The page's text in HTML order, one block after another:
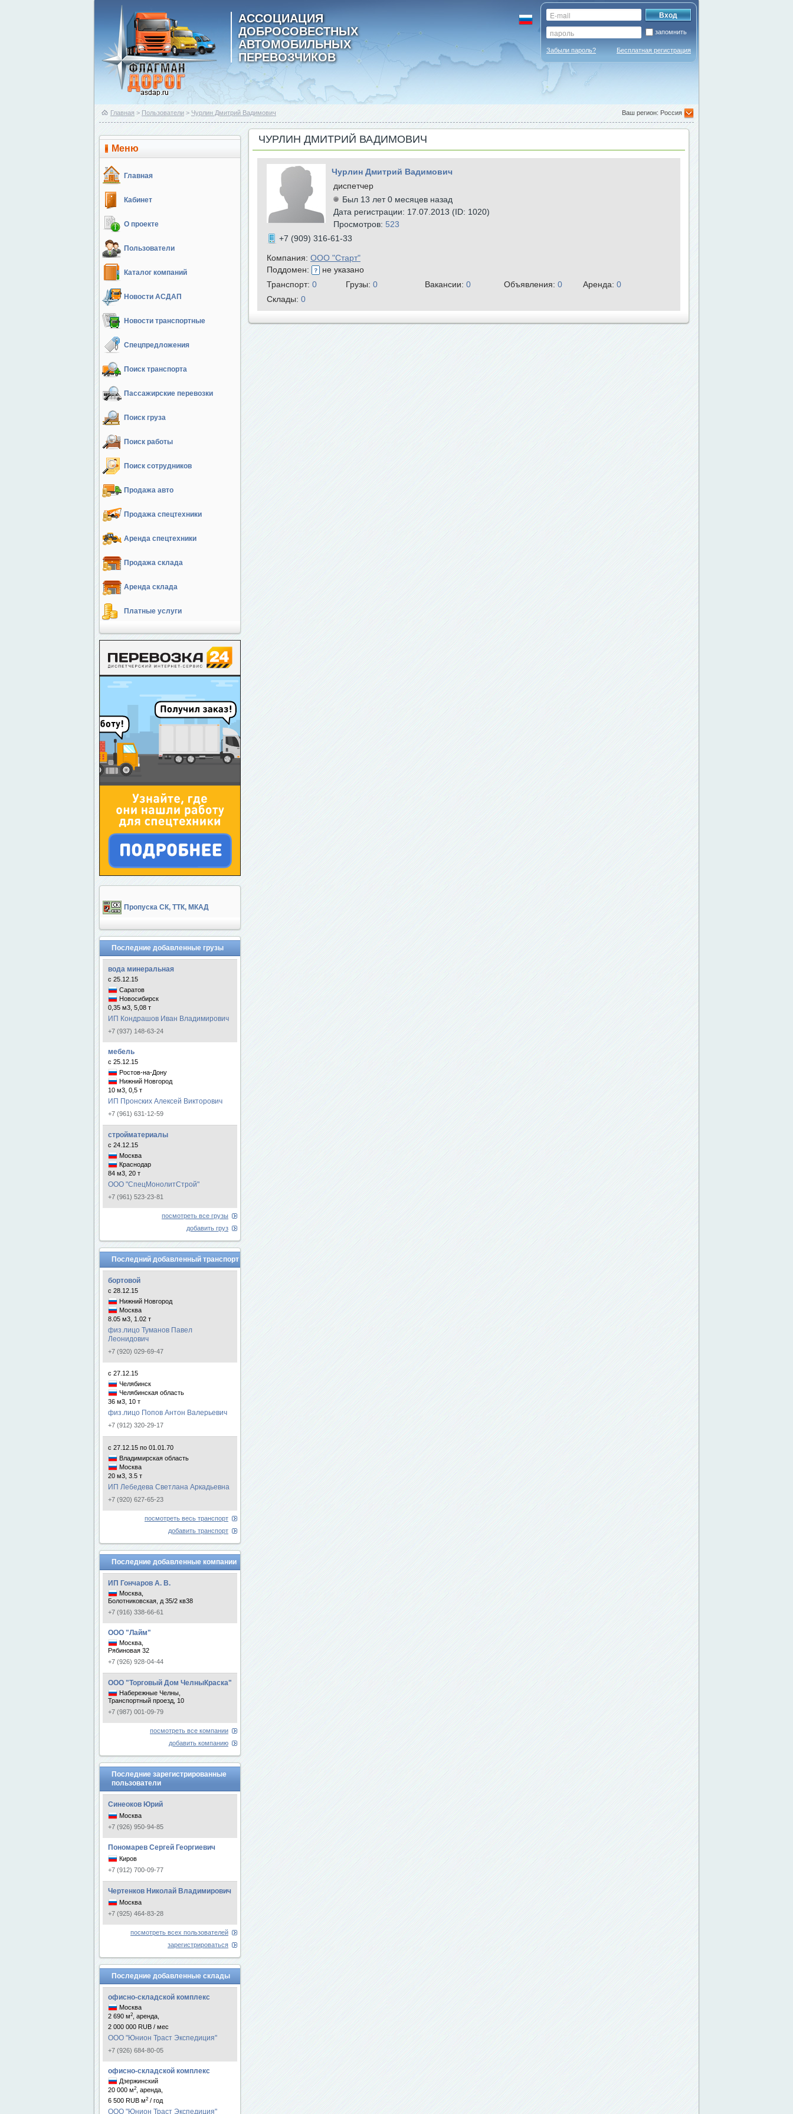
АССОЦИАЦИЯ
ДОБРОСОВЕСТНЫХ
АВТОМОБИЛЬНЫХ
ПЕРЕВОЗЧИКОВ
запомнить
Забыли пароль? Бесплатная регистрация
Главная > Пользователи > Чурлин Дмитрий Вадимович Ваш регион: Россия
Меню
Главная
Кабинет
О проекте
Пользователи
Каталог компаний
Новости АСДАП
Новости транспортные
Спецпредложения
Поиск транспорта
Пассажирские перевозки
Поиск груза
Поиск работы
Поиск сотрудников
Продажа авто
Продажа спецтехники
Аренда спецтехники
Продажа склада
Аренда склада
Платные услуги
Пропуска СК, ТТК, МКАД
Последние добавленные грузы
вода минеральная
с 25.12.15
Саратов
Новосибирск
0,35 м3, 5,08 т
ИП Кондрашов Иван Владимирович
+7 (937) 148-63-24
мебель
с 25.12.15
Ростов-на-Дону
Нижний Новгород
10 м3, 0,5 т
ИП Пронских Алексей Викторович
+7 (961) 631-12-59
стройматериалы
с 24.12.15
Москва
Краснодар
84 м3, 20 т
ООО "СпецМонолитСтрой"
+7 (961) 523-23-81
посмотреть все грузы
добавить груз
Последний добавленный транспорт
бортовой
с 28.12.15
Нижний Новгород
Москва
8.05 м3, 1.02 т
физ.лицо Туманов Павел
Леонидович
+7 (920) 029-69-47
с 27.12.15
Челябинск
Челябинская область
36 м3, 10 т
физ.лицо Попов Антон Валерьевич
+7 (912) 320-29-17
с 27.12.15 по 01.01.70
Владимирская область
Москва
20 м3, 3.5 т
ИП Лебедева Светлана Аркадьевна
+7 (920) 627-65-23
посмотреть весь транспорт
добавить транспорт
Последние добавленные компании
ИП Гончаров А. В.
Москва,
Болотниковская, д 35/2 кв38
+7 (916) 338-66-61
ООО "Лайм"
Москва,
Рябиновая 32
+7 (926) 928-04-44
ООО "Торговый Дом ЧелныКраска"
Набережные Челны,
Транспортный проезд, 10
+7 (987) 001-09-79
посмотреть все компании
добавить компанию
Последние зарегистрированные
пользователи
Синеоков Юрий
Москва
+7 (926) 950-94-85
Пономарев Сергей Георгиевич
Киров
+7 (912) 700-09-77
Чертенков Николай Владимирович
Москва
+7 (925) 464-83-28
посмотреть всех пользователей
зарегистрироваться
Последние добавленные склады
офисно-складской комплекс
Москва
2 690 м2
, аренда,
2 000 000 RUB / мес
ООО "Юнион Траст Экспедиция"
+7 (926) 684-80-05
офисно-складской комплекс
Дзержинский
20 000 м2
, аренда,
6 500 RUB м2 / год
ООО "Юнион Траст Экспедиция"
ЧУРЛИН ДМИТРИЙ ВАДИМОВИЧ
Чурлин Дмитрий Вадимович
диспетчер
Был 13 лет 0 месяцев назад
Дата регистрации: 17.07.2013 (ID: 1020)
Просмотров: 523
+7 (909) 316-61-33
Компания: ООО "Старт"
Поддомен:
не указано
Транспорт: 0 Грузы: 0 Вакансии: 0 Объявления: 0 Аренда: 0
Склады: 0